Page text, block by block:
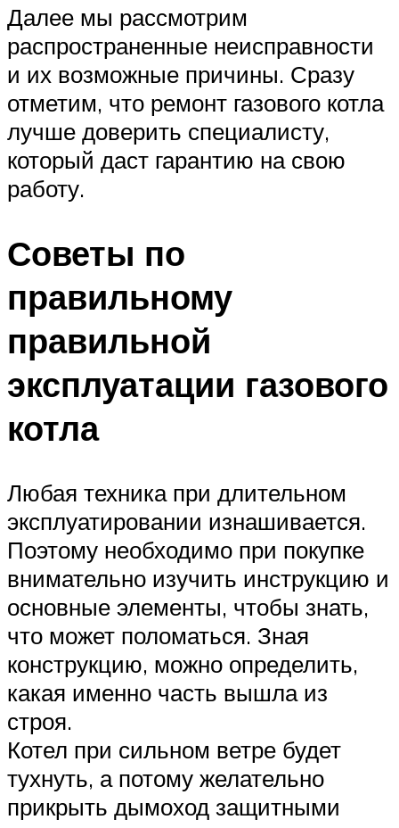
Далее мы рассмотрим
распространенные неисправности
и их возможные причины. Сразу
отметим, что ремонт газового котла
лучше доверить специалисту,
который даст гарантию на свою
работу.
Советы по
правильному
правильной
эксплуатации газового
котла
Любая техника при длительном
эксплуатировании изнашивается.
Поэтому необходимо при покупке
внимательно изучить инструкцию и
основные элементы, чтобы знать,
что может поломаться. Зная
конструкцию, можно определить,
какая именно часть вышла из
строя.
Котел при сильном ветре будет
тухнуть, а потому желательно
прикрыть дымоход защитными